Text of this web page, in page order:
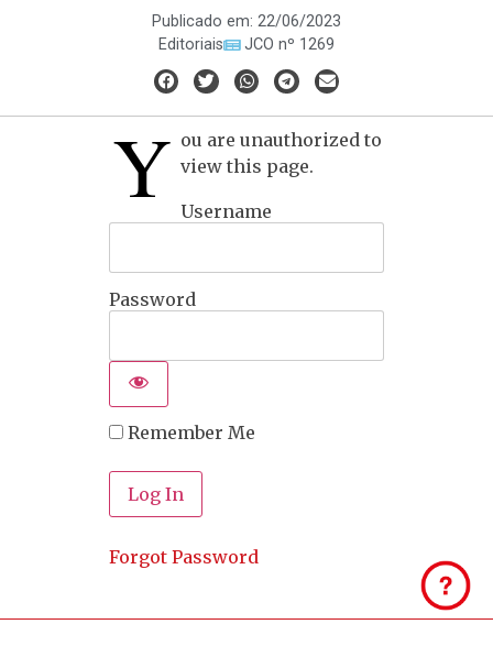
Publicado em: 22/06/2023
Editoriais
JCO nº 1269
Y ou are unauthorized to
view this page.
Username
Password
Remember Me
Forgot Password